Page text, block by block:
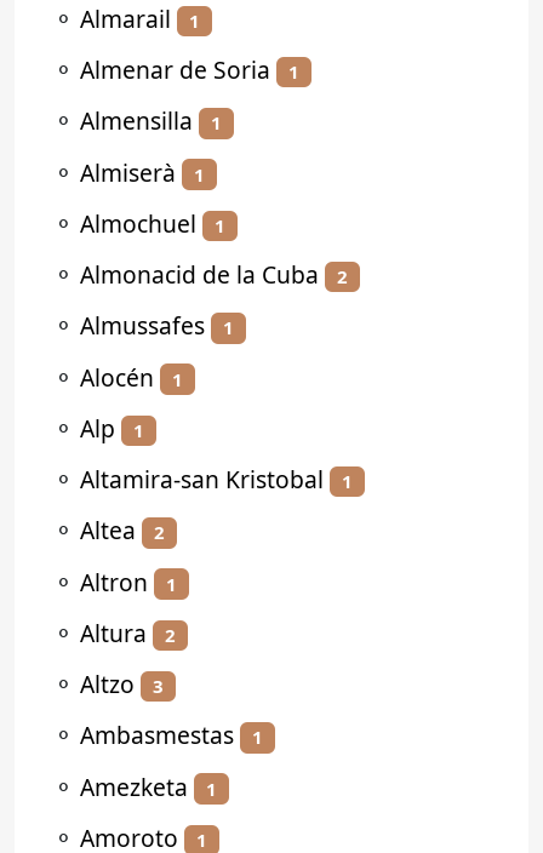
⚬ Almarail 1
⚬ Almenar de Soria 1
⚬ Almensilla 1
⚬ Almiserà 1
⚬ Almochuel 1
⚬ Almonacid de la Cuba 2
⚬ Almussafes 1
⚬ Alocén 1
⚬ Alp 1
⚬ Altamira-san Kristobal 1
⚬ Altea 2
⚬ Altron 1
⚬ Altura 2
⚬ Altzo 3
⚬ Ambasmestas 1
⚬ Amezketa 1
⚬ Amoroto 1